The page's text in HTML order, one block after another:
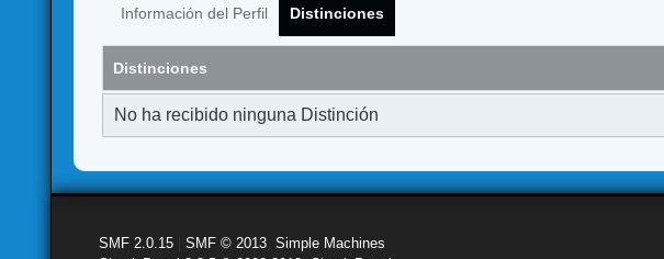
Información del Perfil Distinciones
Distinciones
No ha recibido ninguna Distinción
SMF 2.0.15 |SMF © 2013 ,Simple Machines